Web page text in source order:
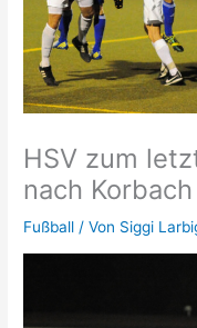
HSV zum
nach Korbach
Fußball / Von Siggi